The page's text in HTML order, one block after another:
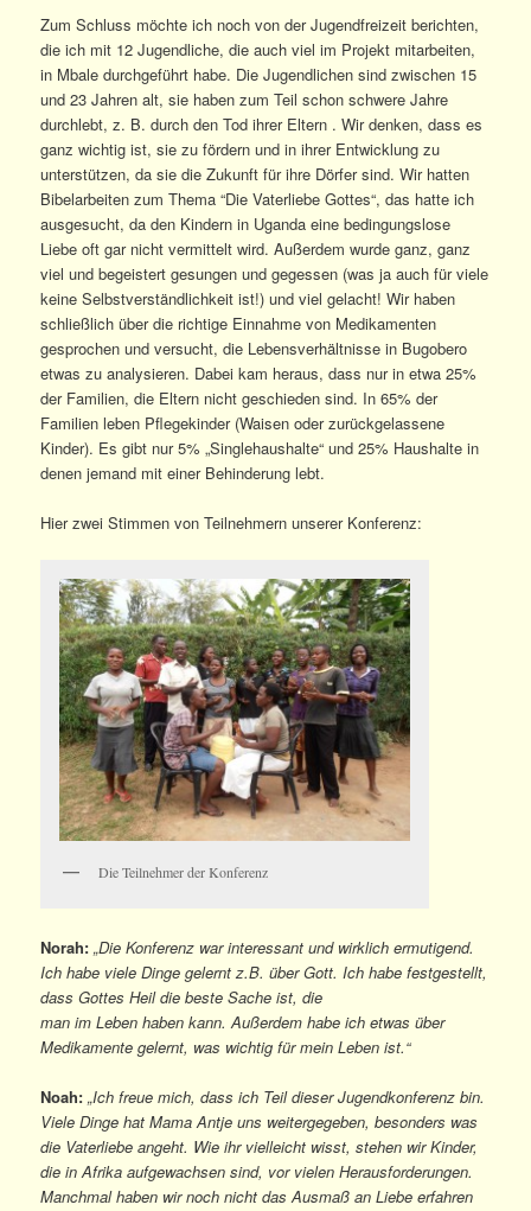
Zum Schluss möchte ich noch von der Jugendfreizeit berichten,
die ich mit 12 Jugendliche, die auch viel im Projekt mitarbeiten,
in Mbale durchgeführt habe. Die Jugendlichen sind zwischen 15
und 23 Jahren alt, sie haben zum Teil schon schwere Jahre
durchlebt, z. B. durch den Tod ihrer Eltern . Wir denken, dass es
ganz wichtig ist, sie zu fördern und in ihrer Entwicklung zu
unterstützen, da sie die Zukunft für ihre Dörfer sind. Wir hatten
Bibelarbeiten zum Thema “Die Vaterliebe Gottes“, das hatte ich
ausgesucht, da den Kindern in Uganda eine bedingungslose
Liebe oft gar nicht vermittelt wird. Außerdem wurde ganz, ganz
viel und begeistert gesungen und gegessen (was ja auch für viele
keine Selbstverständlichkeit ist!) und viel gelacht! Wir haben
schließlich über die richtige Einnahme von Medikamenten
gesprochen und versucht, die Lebensverhältnisse in Bugobero
etwas zu analysieren. Dabei kam heraus, dass nur in etwa 25%
der Familien, die Eltern nicht geschieden sind. In 65% der
Familien leben Pflegekinder (Waisen oder zurückgelassene
Kinder). Es gibt nur 5% „Singlehaushalte“ und 25% Haushalte in
denen jemand mit einer Behinderung lebt.
Hier zwei Stimmen von Teilnehmern unserer Konferenz:
Die Teilnehmer der Konferenz
Norah: „Die Konferenz war interessant und wirklich ermutigend.
Ich habe viele Dinge gelernt z.B. über Gott. Ich habe festgestellt,
dass Gottes Heil die beste Sache ist, die
man im Leben haben kann. Außerdem habe ich etwas über
Medikamente gelernt, was wichtig für mein Leben ist.“
Noah: „Ich freue mich, dass ich Teil dieser Jugendkonferenz bin.
Viele Dinge hat Mama Antje uns weitergegeben, besonders was
die Vaterliebe angeht. Wie ihr vielleicht wisst, stehen wir Kinder,
die in Afrika aufgewachsen sind, vor vielen Herausforderungen.
Manchmal haben wir noch nicht das Ausmaß an Liebe erfahren